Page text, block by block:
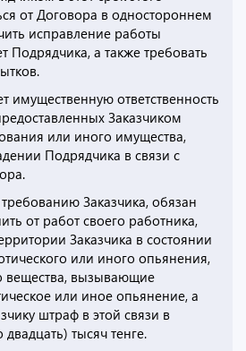
от Договора в одностороннем
исправление работы
Подрядчика, а также требовать
имущественную ответственность
Заказчиком
или иного имущества,
Подрядчика в связи с
Заказчика, обязан
от работ своего работника,
Заказчика в состоянии
или иного опьянения,
вещества, вызывающие
или иное опьянение, а
штраф в этой связи в
тысяч тенге.